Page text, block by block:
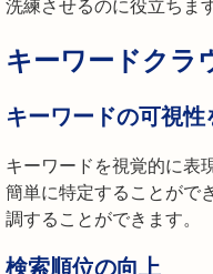
洗練させるのに役立ちます
キーワードクラ
キーワードの可視性
キーワードを視覚的に表
簡単に特定することがで
調することができます。
検索順位の向上